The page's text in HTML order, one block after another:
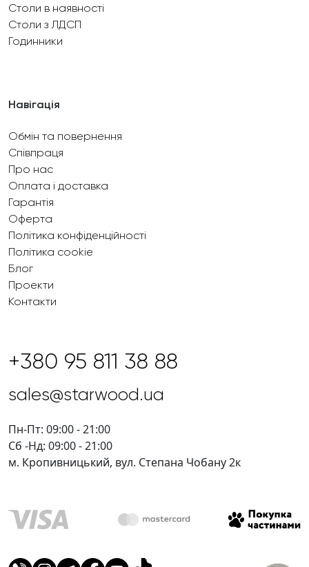
Столи в наявності
Столи з ЛДСП
Годинники
Навігація
Обмін та повернення
Співпраця
Про нас
Оплата і доставка
Гарантія
Оферта
Політика конфіденційності
Політика cookie
Блог
Проекти
Контакти
+380 95 811 38 88
sales@starwood.ua
Пн-Пт: 09:00 - 21:00
Сб -Нд: 09:00 - 21:00
м. Кропивницький, вул. Степана Чобану 2к